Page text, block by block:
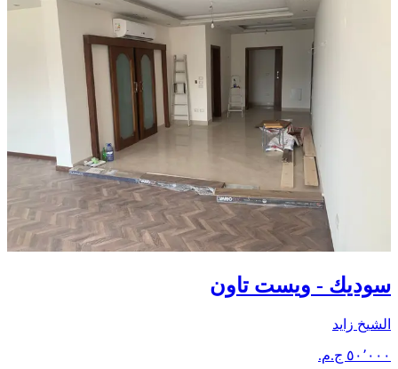
سوديك - ويست تاون
الشيخ زايد